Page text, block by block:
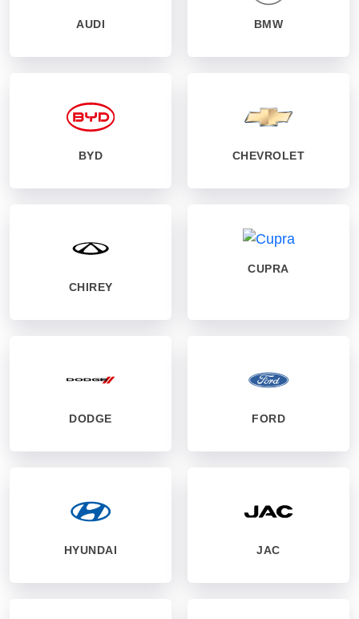
AUDI BMW
BYD CHEVROLET
CHIREY
CUPRA
DODGE FORD
HYUNDAI JAC